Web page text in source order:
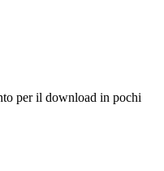
per il download in pochi